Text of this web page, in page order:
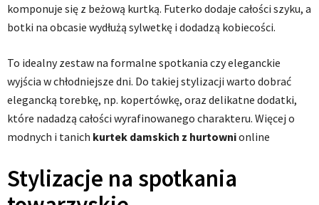
komponuje się z beżową kurtką. Futerko dodaje całości szyku, a
botki na obcasie wydłużą sylwetkę i dodadzą kobiecości.
To idealny zestaw na formalne spotkania czy eleganckie
wyjścia w chłodniejsze dni. Do takiej stylizacji warto dobrać
elegancką torebkę, np. kopertówkę, oraz delikatne dodatki,
które nadadzą całości wyrafinowanego charakteru. Więcej o
modnych i tanich kurtek damskich z hurtownionline
Stylizacje na spotkania